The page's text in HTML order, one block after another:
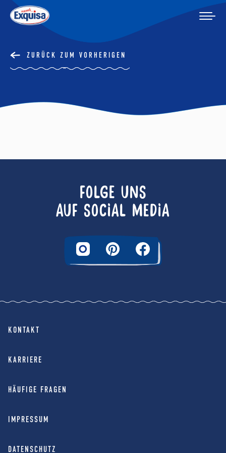
ZURÜCK ZUM VORHERIGEN
FOLGE UNS
AUF SOCIAL MEDIA
KONTAKT
KARRIERE
HÄUFIGE FRAGEN
IMPRESSUM
DATENSCHUTZ